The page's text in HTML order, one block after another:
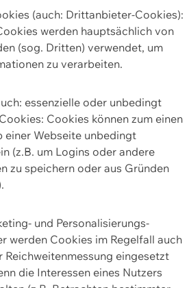
(auch: Drittanbieter-Cookies):
werden hauptsächlich von
(sog. Dritten) verwendet, um
zu verarbeiten.
essenzielle oder unbedingt
Cookies können zum einen
einer Webseite unbedingt
(z.B. um Logins oder andere
zu speichern oder aus Gründen
und Personalisierungs-
werden Cookies im Regelfall auch
Reichweitenmessung eingesetzt
die Interessen eines Nutzers